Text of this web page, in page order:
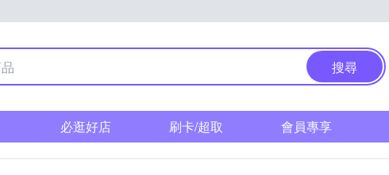
搜尋
必逛好店 刷卡/超取 會員專享